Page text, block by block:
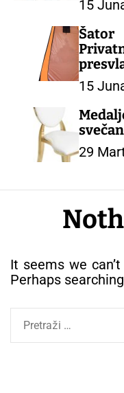
Baby
ZA
15
15
29
It seems we
Perhaps
e